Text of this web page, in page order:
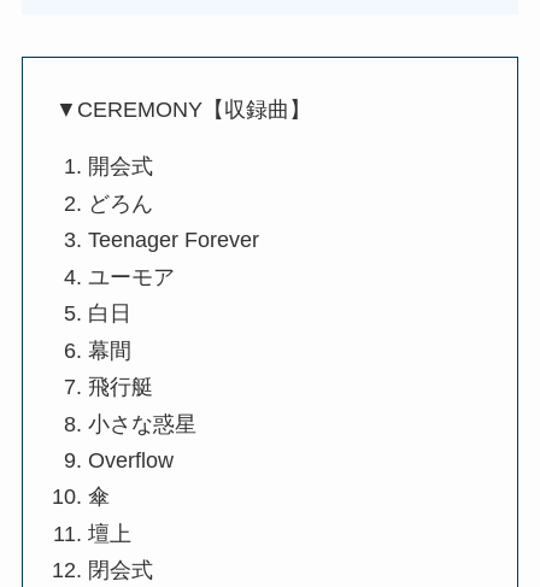
▼CEREMONY【収録曲】
開会式
どろん
Teenager Forever
ユーモア
白日
幕間
飛行艇
小さな惑星
Overflow
傘
壇上
閉会式